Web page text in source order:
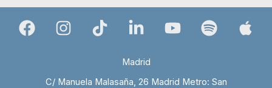
Madrid
C/ Manuela Malasaña, 26 Madrid Metro: San